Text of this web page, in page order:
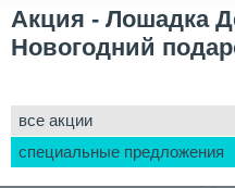
Акция - Лошадка
Новогодний
все акции
специальные предложения